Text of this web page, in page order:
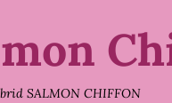
SALMON CHIFFON